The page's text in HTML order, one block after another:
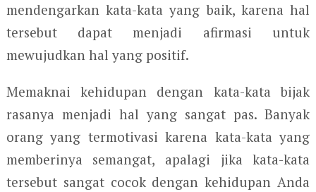
mendengarkan kata-kata yang baik, karena hal
tersebut dapat menjadi afirmasi untuk
mewujudkan hal yang positif.
Memaknai kehidupan dengan kata-kata bijak
rasanya menjadi hal yang sangat pas. Banyak
orang yang termotivasi karena kata-kata yang
memberinya semangat, apalagi jika kata-kata
tersebut sangat cocok dengan kehidupan Anda